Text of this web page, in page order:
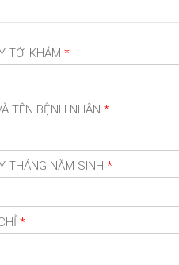
TỚI KHÁM *
TÊN BỆNH NHÂN *
THÁNG NĂM SINH *
*